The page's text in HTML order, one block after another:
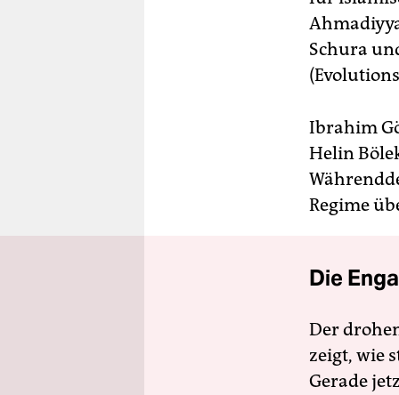
Schura
Ibrahim
Helin
Regime
Die
Der
zeigt, wie
Gerade